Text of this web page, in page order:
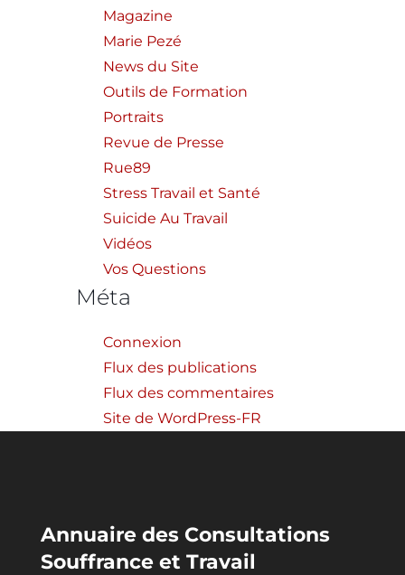
Magazine
Marie Pezé
News du Site
Outils de Formation
Portraits
Revue de Presse
Rue89
Stress Travail et Santé
Suicide Au Travail
Vidéos
Vos Questions
Méta
Connexion
Flux des publications
Flux des commentaires
Site de WordPress-FR
Annuaire des Consultations
Souffrance et Travail